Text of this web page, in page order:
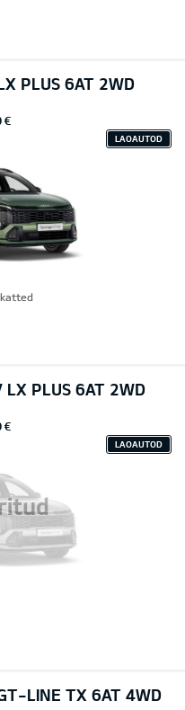
PLUS 6AT 2WD
€
LAOAUTOD
LX PLUS 6AT 2WD
€
LAOAUTOD
LINE TX 6AT 4WD